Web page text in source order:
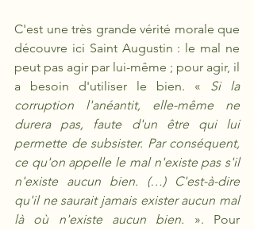
C'est une très grande vérité morale que
découvre ici Saint Augustin : le mal ne
peut pas agir par lui-même ; pour agir, il
a besoin d'utiliser le bien. « Si la
corruption l'anéantit, elle-même ne
durera pas, faute d'un être qui lui
permette de subsister. Par conséquent,
ce qu'on appelle le mal n'existe pas s'il
n'existe aucun bien. (…) C'est-à-dire
qu'il ne saurait jamais exister aucun mal
là où n'existe aucun bien. ». Pour